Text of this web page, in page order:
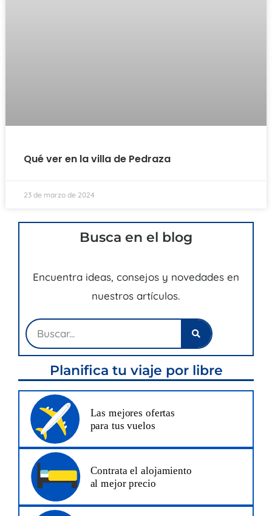
Qué ver en la villa de Pedraza
23 de marzo de 2024
Busca en el blog
Encuentra ideas, consejos y novedades en
nuestros artículos.
Buscar
Planifica tu viaje por libre